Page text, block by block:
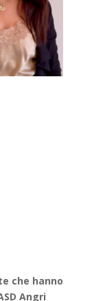
che hanno
Angri